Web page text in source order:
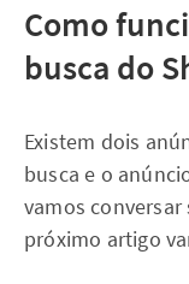
Como
busca do
Existem dois
busca e o
vamos
próximo artigo